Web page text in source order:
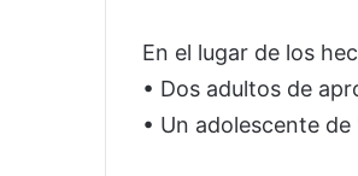
En el lugar de los
• Dos adultos de
• Un adolescente de